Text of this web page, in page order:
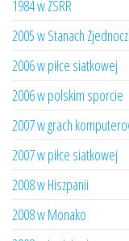
1984 w ZSRR
2005 w Stanach
2006 w piłce siatkowej
2006 w polskim sporcie
2007 w grach
2007 w piłce siatkowej
2008 w Hiszpanii
2008 w Monako